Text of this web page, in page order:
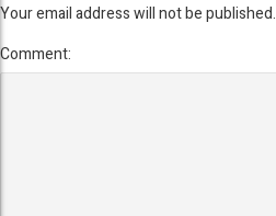
Your email address will not be published.
Comment: